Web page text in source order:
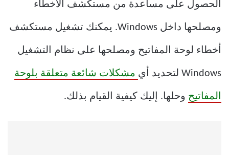
الحصول على مساعدة من مستكشف الأخطاء
ومصلحها داخل Windows. يمكنك تشغيل مستكشف
أخطاء لوحة المفاتيح ومصلحها على نظام التشغيل
Windows لتحديد أي مشكلات شائعة متعلقة بلوحة
المفاتيح وحلها. إليك كيفية القيام بذلك.